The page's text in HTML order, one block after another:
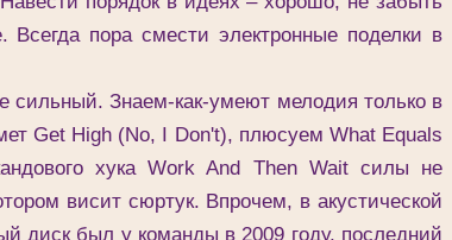
Всегда пора смести электронные поделки в
Знаем-как-умеют мелодия только в
Get High (No, I Don't), плюсуем What Equals
хука Work And Then Wait силы не
висит сюртук. Впрочем, в акустической
диск был у команды в 2009 году, последний